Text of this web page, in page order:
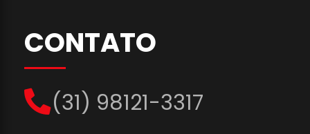
CONTATO
(31) 98121-3317